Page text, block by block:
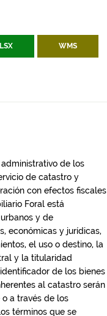
WMS
de los
de catastro y
con efectos fiscales
Foral está
y de
económicas y jurídicas,
el uso o destino, la
y la titularidad
de los bienes
al catastro serán
a través de los
términos que se